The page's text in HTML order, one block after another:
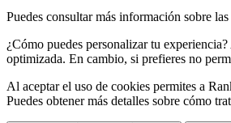
Puedes consultar más información sobre
¿Cómo puedes personalizar tu
optimizada. En cambio, si prefieres no
Al aceptar el uso de cookies permites a
Puedes obtener más detalles sobre cómo